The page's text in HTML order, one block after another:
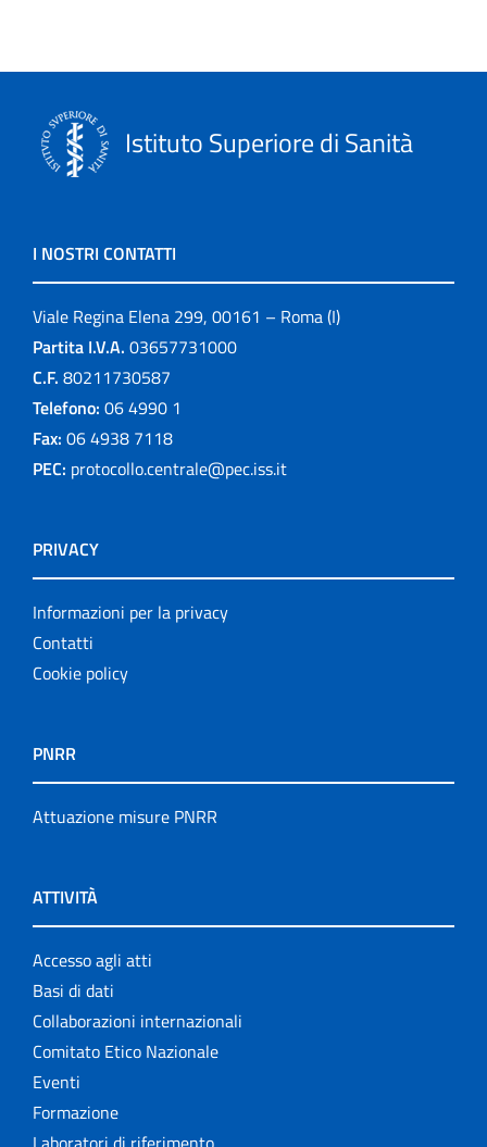
Istituto Superiore di Sanità
I NOSTRI CONTATTI
Viale Regina Elena 299, 00161 – Roma (I)
Partita I.V.A. 03657731000
C.F. 80211730587
Telefono: 06 4990 1
Fax: 06 4938 7118
PEC: protocollo.centrale@pec.iss.it
PRIVACY
Informazioni per la privacy
Contatti
Cookie policy
PNRR
Attuazione misure PNRR
ATTIVITÀ
Accesso agli atti
Basi di dati
Collaborazioni internazionali
Comitato Etico Nazionale
Eventi
Formazione